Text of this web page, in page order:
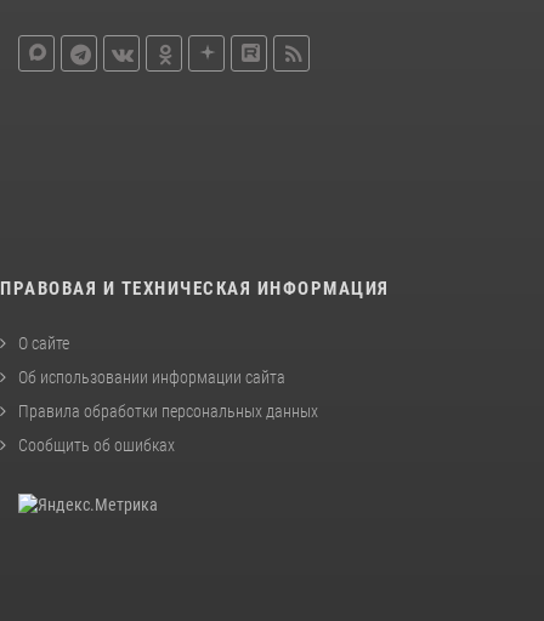
ПРАВОВАЯ И ТЕХНИЧЕСКАЯ ИНФОРМАЦИЯ
О сайте
Об использовании информации сайта
Правила обработки персональных данных
Сообщить об ошибках